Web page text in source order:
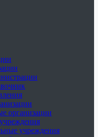
организации
учреждения